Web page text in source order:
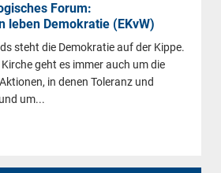
Forum:
leben Demokratie (EKvW)
steht die Demokratie auf der Kippe.
geht es immer auch um die
in denen Toleranz und
um...